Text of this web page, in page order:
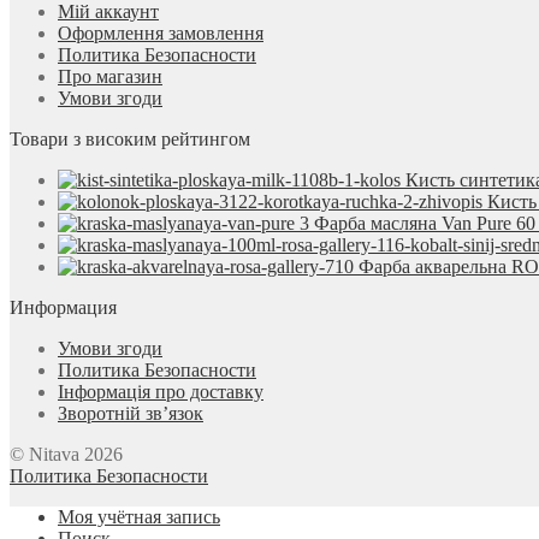
Мій аккаунт
Оформлення замовлення
Политика Безопасности
Про магазин
Умови згоди
Товари з високим рейтингом
Кисть
Фарба масляна Van Pure
Фарба акварельна
Информация
Умови згоди
Политика Безопасности
Інформація про доставку
Зворотній зв’язок
© Nitava 2026
Политика Безопасности
Моя учётная запись